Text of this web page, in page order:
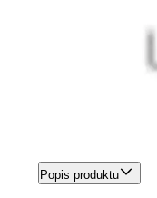
Popis produktu